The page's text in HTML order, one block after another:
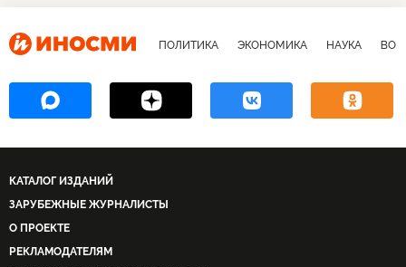
ПОЛИТИКА ЭКОНОМИКА НАУКА
КАТАЛОГ ИЗДАНИЙ
ЗАРУБЕЖНЫЕ ЖУРНАЛИСТЫ
О ПРОЕКТЕ
РЕКЛАМОДАТЕЛЯМ